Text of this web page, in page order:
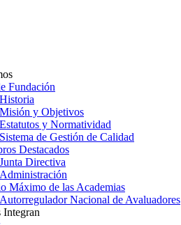
Fundación
Historia
Misión y Objetivos
Estatutos y Normatividad
Sistema de Gestión de Calidad
Destacados
Junta Directiva
Administración
Máximo de las Academias
Autorregulador Nacional de Avaluadores
Integran